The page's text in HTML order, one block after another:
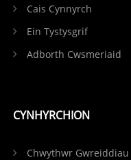
Cais Cynnyrch
Ein Tystysgrif
Adborth Cwsmeriaid
CYNHYRCHION
Chwythwr Gwreiddiau